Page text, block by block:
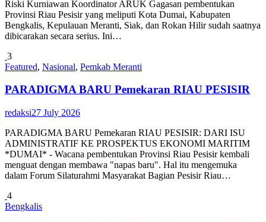
Riski Kurniawan Koordinator ARUK Gagasan pembentukan
Provinsi Riau Pesisir yang meliputi Kota Dumai, Kabupaten
Bengkalis, Kepulauan Meranti, Siak, dan Rokan Hilir sudah saatnya
dibicarakan secara serius. Ini…
3
Featured, Nasional, Pemkab Meranti
PARADIGMA BARU Pemekaran RIAU PESISIR
redaksi27 July 2026
PARADIGMA BARU Pemekaran RIAU PESISIR: DARI ISU
ADMINISTRATIF KE PROSPEKTUS EKONOMI MARITIM
*DUMAI* - Wacana pembentukan Provinsi Riau Pesisir kembali
menguat dengan membawa "napas baru". Hal itu mengemuka
dalam Forum Silaturahmi Masyarakat Bagian Pesisir Riau…
4
Bengkalis